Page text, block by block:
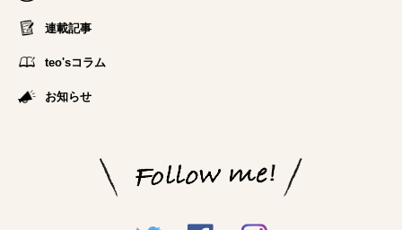
連載記事
teo'sコラム
お知らせ